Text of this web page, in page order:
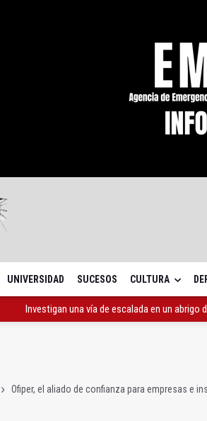
UNIVERSIDAD SUCESOS CULTURA
Investigan una vía de escalada en un abrigo
Ofiper, el aliado de confianza para empresas e